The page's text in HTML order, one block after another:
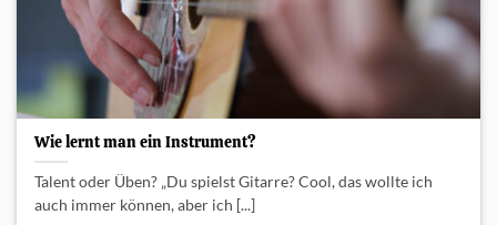
Wie lernt man ein Instrument?
Talent oder Üben? „Du spielst Gitarre? Cool, das wollte ich
auch immer können, aber ich [...]